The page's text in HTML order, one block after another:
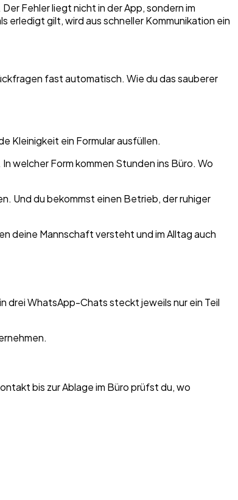
Fehler liegt nicht in der App, sondern im
erledigt gilt, wird aus schneller Kommunikation ein
fast automatisch. Wie du das sauberer
Kleinigkeit ein Formular ausfüllen.
welcher Form kommen Stunden ins Büro. Wo
Und du bekommst einen Betrieb, der ruhiger
deine Mannschaft versteht und im Alltag auch
drei WhatsApp-Chats steckt jeweils nur ein Teil
bis zur Ablage im Büro prüfst du, wo